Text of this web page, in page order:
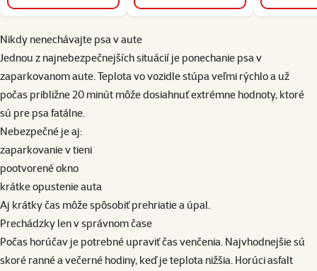
Nikdy nenechávajte psa v aute
Jednou z najnebezpečnejších situácií je ponechanie psa v
zaparkovanom aute. Teplota vo vozidle stúpa veľmi rýchlo a už
počas približne 20 minút môže dosiahnuť extrémne hodnoty, ktoré
sú pre psa fatálne.
Nebezpečné je aj:
zaparkovanie v tieni
pootvorené okno
krátke opustenie auta
Aj krátky čas môže spôsobiť prehriatie a úpal.
Prechádzky len v správnom čase
Počas horúčav je potrebné upraviť čas venčenia. Najvhodnejšie sú
skoré ranné a večerné hodiny, keď je teplota nižšia. Horúci asfalt